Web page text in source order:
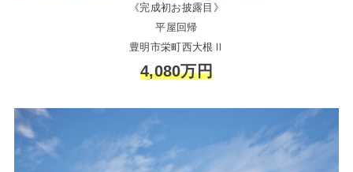
《完成初お披露目》
平屋回帰
豊明市栄町西大根Ⅱ
4,080万円